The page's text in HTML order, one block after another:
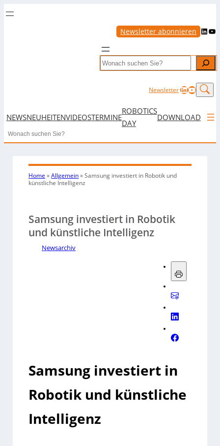
Newsletter abonnieren LinkedIn YouTube
Search
NewsletterLinkedIn
NEWSNEUHEITENVIDEOSTERMINE
ROBOTICS
DAY
DOWNLOAD
Search
Home »Allgemein»Samsung investiert in Robotik und
künstliche Intelligenz
Samsung investiert in Robotik
und künstliche Intelligenz
Newsarchiv
Samsung investiert in
Robotik und künstliche
Intelligenz